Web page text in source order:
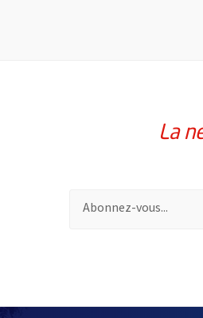
La
Pour vous inscrire à la